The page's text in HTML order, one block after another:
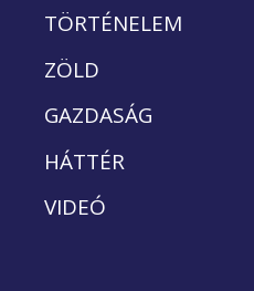
TÖRTÉNELEM
ZÖLD
GAZDASÁG
HÁTTÉR
VIDEÓ